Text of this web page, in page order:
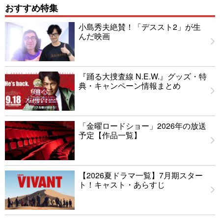
おすすめ特集
小島秀夫絶賛！「デススト2」が生
んだ映画
『踊る大捜査線 N.E.W.』グッズ・特
典・キャンペーン情報まとめ
「金曜ロードショー」2026年の放送
予定【作品一覧】
【2026夏ドラマ一覧】7月期スター
ト！キャスト・あらすじ